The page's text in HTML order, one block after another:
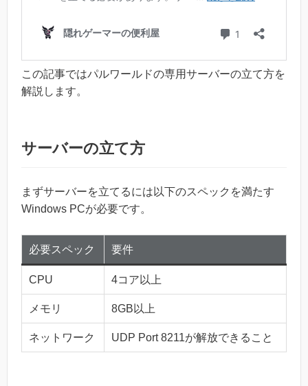
この記事ではパルワールドの専用サーバーの立て方を
解説します。
サーバーの立て方
まずサーバーを立てるには以下のスペックを満たす
Windows PCが必要です。
必要スペック 要件
CPU 4コア以上
メモリ 8GB以上
ネットワーク UDP Port 8211が解放できること